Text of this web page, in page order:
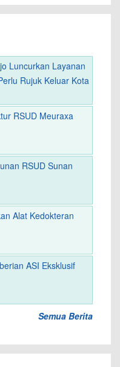
Luncurkan Layanan
Rujuk Keluar Kota
RSUD Meuraxa
RSUD Sunan
Alat Kedokteran
ASI Eksklusif
Semua Berita